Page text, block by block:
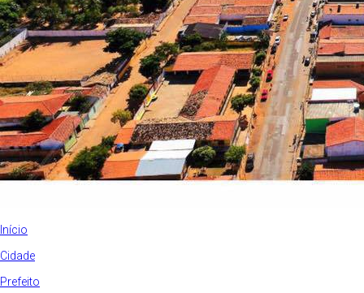
Início
Cidade
Prefeito